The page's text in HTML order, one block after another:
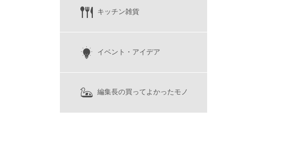
キッチン雑貨
イベント・アイデア
編集長の買ってよかったモノ